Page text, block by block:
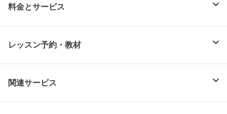
料金とサービス
レッスン予約・教材
関連サービス